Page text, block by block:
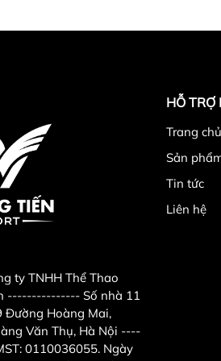
ty TNHH Thể Thao
--------------- Số nhà 11
Đường Hoàng Mai,
Văn Thụ, Hà Nội ----
0110036055. Ngày
HỖ TRỢ
Trang chủ
Sản
Tin tức
Liên hệ